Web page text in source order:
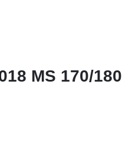
MS 170/180